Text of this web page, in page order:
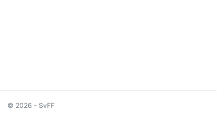
© 2026 - SvFF